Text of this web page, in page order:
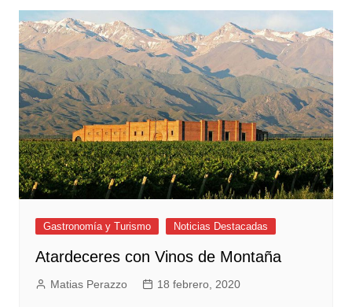
Gastronomía y Turismo Noticias Destacadas
Atardeceres con Vinos de Montaña
Matias Perazzo 18 febrero, 2020